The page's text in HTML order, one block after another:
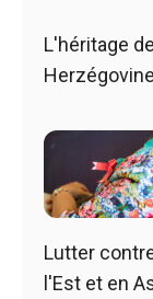
L'héritage
Herzégovine
Lutter
l'Est et en